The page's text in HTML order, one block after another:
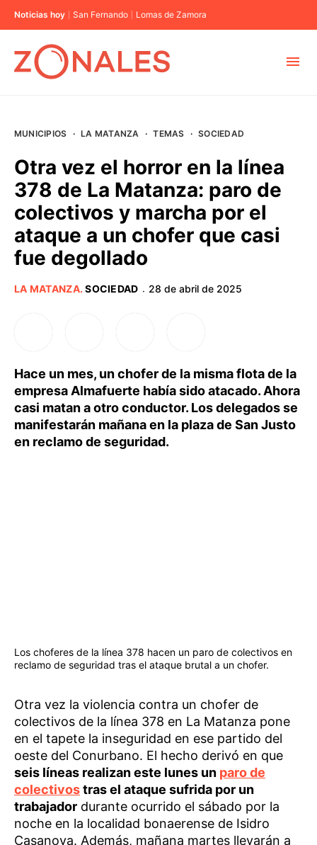
Noticias hoy San Fernando Lomas de Zamora
BUENOS AIRES
PROVINCIAS
MUNICIPIOS · LA MATANZA · TEMAS · SOCIEDAD
Otra vez el horror en la línea
378 de La Matanza: paro de
colectivos y marcha por el
ataque a un chofer que casi
fue degollado
LA MATANZA.SOCIEDAD · 28 de abril de 2025
Hace un mes, un chofer de la misma flota de la
empresa Almafuerte había sido atacado. Ahora
casi matan a otro conductor. Los delegados se
manifestarán mañana en la plaza de San Justo
en reclamo de seguridad.
Los choferes de la línea 378 hacen un paro de colectivos en
reclamo de seguridad tras el ataque brutal a un chofer.
Otra vez la violencia contra un chofer de
colectivos de la línea 378 en La Matanza pone
en el tapete la inseguridad en ese partido del
oeste del Conurbano. El hecho derivó en que
seis líneas realizan este lunes un paro de
colectivostras el ataque sufrida por un
trabajador durante ocurrido el sábado por la
noche en la localidad bonaerense de Isidro
Casanova. Además, mañana martes llevarán a